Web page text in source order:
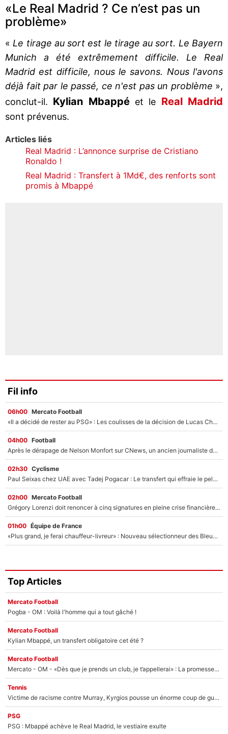
«Le Real Madrid ? Ce n’est pas un
problème»
« Le tirage au sort est le tirage au sort. Le Bayern
Munich a été extrêmement difficile. Le Real
Madrid est difficile, nous le savons. Nous l'avons
déjà fait par le passé, ce n'est pas un problème »,
conclut-il. Kylian Mbappéet le Real Madrid
sont prévenus.
Articles liés
Real Madrid : L’annonce surprise de Cristiano
Ronaldo !
Real Madrid : Transfert à 1Md€, des renforts sont
promis à Mbappé
Fil info
06h00 Mercato Football
«Il a décidé de rester au PSG» : Les coulisses de la décision de Lucas Chevalier pour son transfert
04h00 Football
Après le dérapage de Nelson Monfort sur CNews, un ancien journaliste de France Télévisions relance la polémique sur les incendies en Gironde
02h30 Cyclisme
Paul Seixas chez UAE avec Tadej Pogacar : Le transfert qui effraie le peloton, «c’est la pire des choses qui puisse arriver»
02h00 Mercato Football
Grégory Lorenzi doit renoncer à cinq signatures en pleine crise financière : L’IA propose sept noms à l’OM pour un mercato réussi... à seulement 5M€ !
01h00 Équipe de France
«Plus grand, je ferai chauffeur-livreur» : Nouveau sélectionneur des Bleus, Zinédine Zidane s’était imaginé un avenir très différent lorsqu'il était enfant
Top Articles
Mercato Football
Pogba - OM : Voilà l'homme qui a tout gâché !
Mercato Football
Kylian Mbappé, un transfert obligatoire cet été ?
Mercato Football
Mercato - OM - «Dès que je prends un club, je t’appellerai» : La promesse de Marcelino au moment de claquer la porte
Tennis
Victime de racisme contre Murray, Kyrgios pousse un énorme coup de gueule !
PSG
PSG : Mbappé achève le Real Madrid, le vestiaire exulte